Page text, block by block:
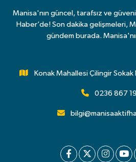
Manisa'nın güncel, tarafsız ve
Haber’de! Son dakika gelişmeleri,
gündem burada.
Konak Mahallesi Çilingir
0236 867